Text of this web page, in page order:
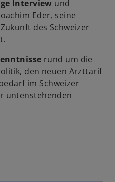
Interview und
Eder, seine
des Schweizer
rund um die
den neuen Arzttarif
im Schweizer
untenstehenden
w
ir
d
i